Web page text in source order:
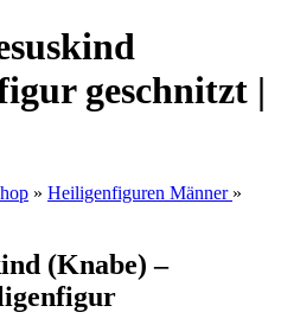
geschnitzt |
» Heiligenfiguren Männer »
(Knabe) –